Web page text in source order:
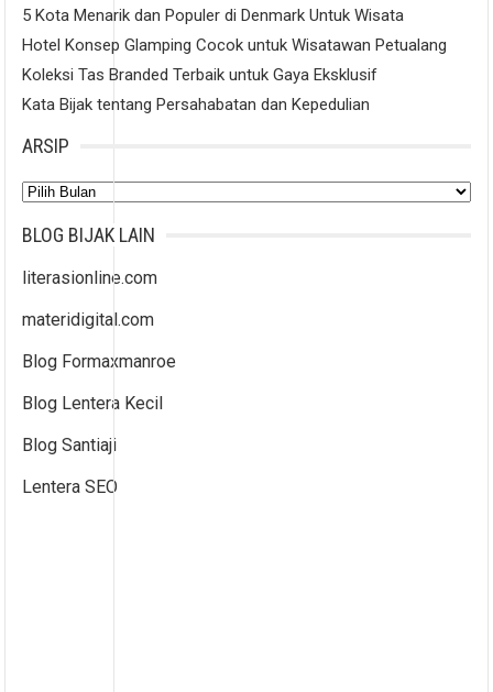
5 Kota Menarik dan Populer di Denmark Untuk Wisata
Hotel Konsep Glamping Cocok untuk Wisatawan Petualang
Koleksi Tas Branded Terbaik untuk Gaya Eksklusif
Kata Bijak tentang Persahabatan dan Kepedulian
ARSIP
Arsip
BLOG BIJAK LAIN
literasionline.com
materidigital.com
Blog Formaxmanroe
Blog Lentera Kecil
Blog Santiaji
Lentera SEO